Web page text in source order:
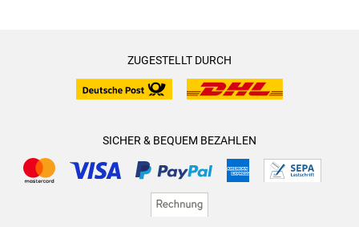
ZUGESTELLT DURCH
SICHER & BEQUEM BEZAHLEN